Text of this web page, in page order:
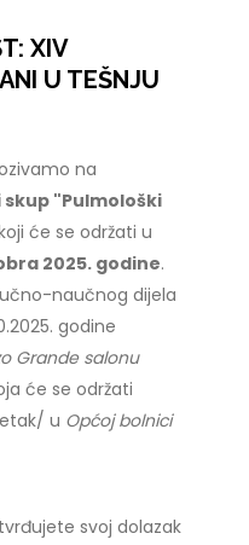
XIV
U TEŠNJU
na
"Pulmološki
će se održati u
2025. godine.
naučnog dijela
godine
Grande salonu
će se održati
u Općoj bolnici
svoj dolazak